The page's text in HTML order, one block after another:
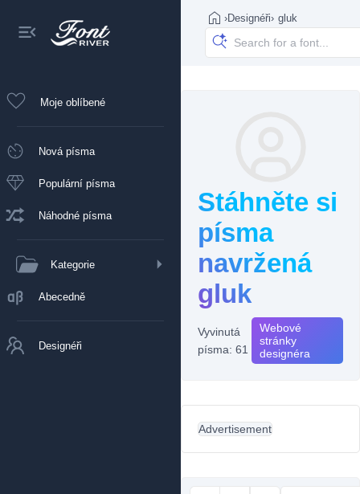
Moje oblíbené
Nová písma
Populární písma
Náhodné písma
Kategorie
Abecedně
Designéři
›Designéři› gluk
Stáhněte si
písma
navržená
gluk
Vyvinutá
písma: 61
Webové
stránky
designéra
Advertisement